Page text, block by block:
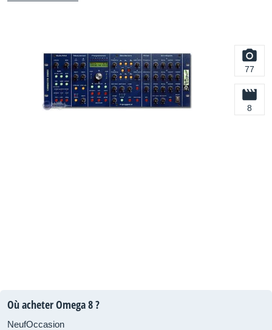
77
8
Où acheter Omega 8 ?
NeufOccasion